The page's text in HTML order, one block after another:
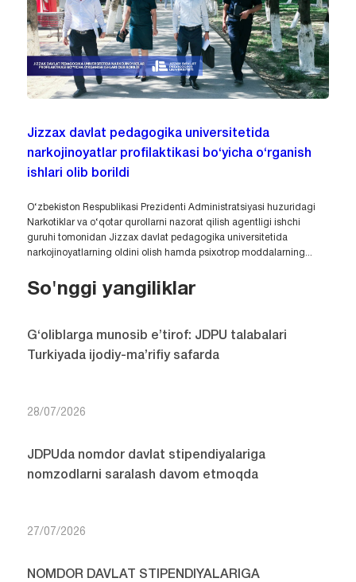
Jizzax davlat pedagogika universitetida
narkojinoyatlar profilaktikasi bo‘yicha o‘rganish
ishlari olib borildi
O‘zbekiston Respublikasi Prezidenti Administratsiyasi huzuridagi
Narkotiklar va o‘qotar qurollarni nazorat qilish agentligi ishchi
guruhi tomonidan Jizzax davlat pedagogika universitetida
narkojinoyatlarning oldini olish hamda psixotrop moddalarning...
So'nggi yangiliklar
G‘oliblarga munosib e’tirof: JDPU talabalari
Turkiyada ijodiy-ma’rifiy safarda
28/07/2026
JDPUda nomdor davlat stipendiyalariga
nomzodlarni saralash davom etmoqda
27/07/2026
NOMDOR DAVLAT STIPENDIYALARIGA